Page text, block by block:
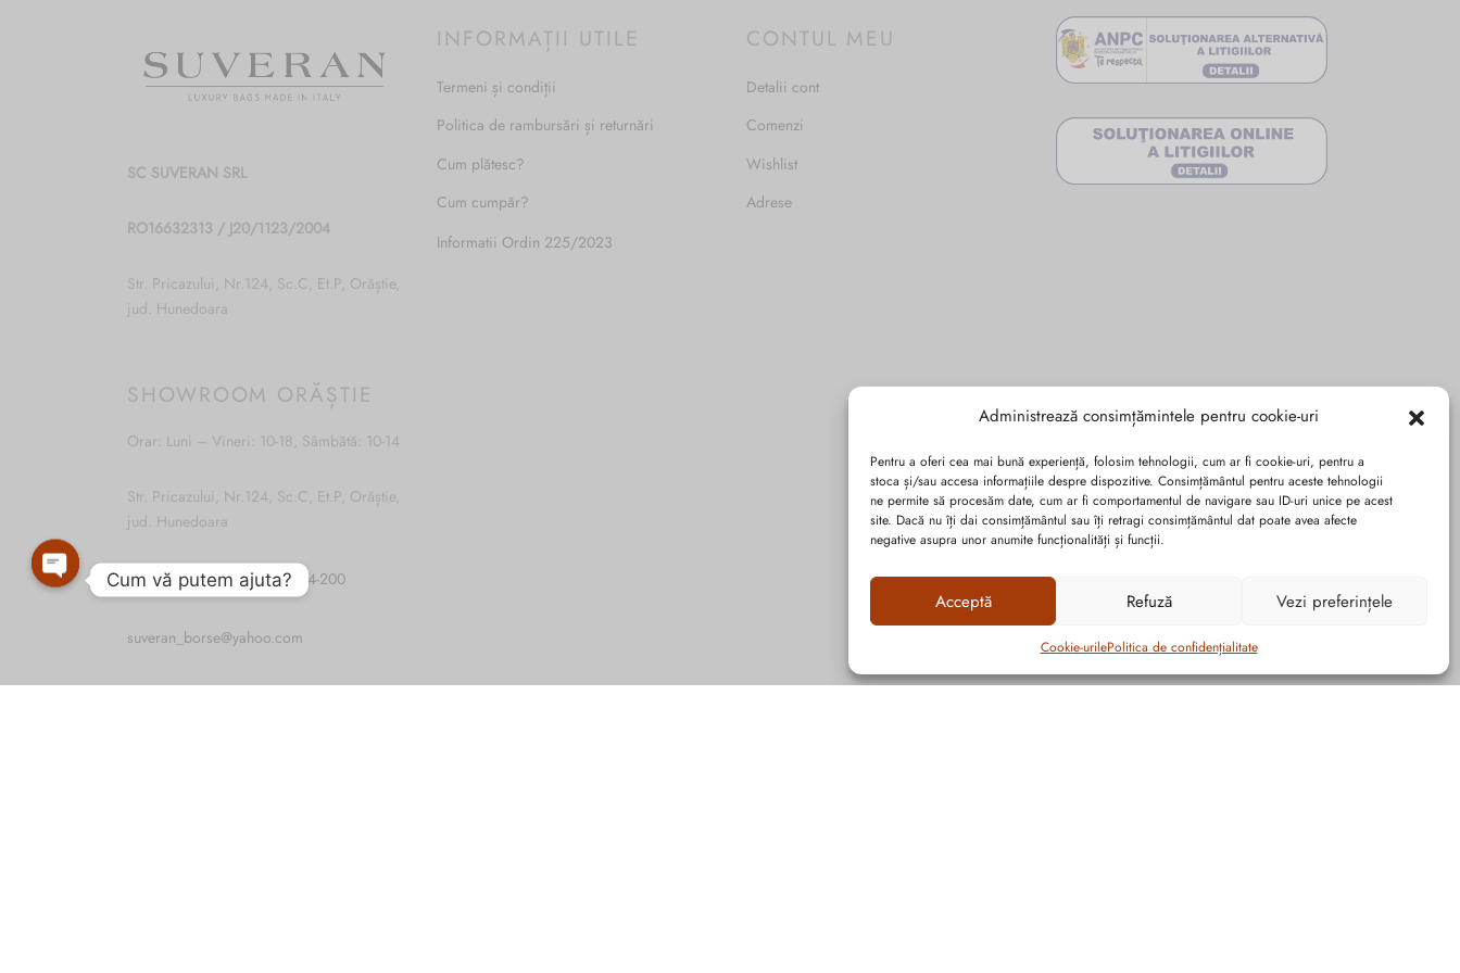
Administrează consimțămintele pentru cookie-uri
Pentru a oferi cea mai bună experiență, folosim tehnologii, cum ar fi cookie-uri, pentru a
stoca și/sau accesa informațiile despre dispozitive. Consimțământul pentru aceste tehnologii
ne permite să procesăm date, cum ar fi comportamentul de navigare sau ID-uri unice pe acest
site. Dacă nu îți dai consimțământul sau îți retragi consimțământul dat poate avea afecte
negative asupra unor anumite funcționalități și funcții.
Acceptă Refuză Vezi preferințele
Cookie-urilePolitica de confidențialitate
în
pagina
SC SUVERAN SRL
RO16632313 / J20/1123/2004
Str. Pricazului, Nr.124, Sc.C, Et.P, Orăștie,
jud. Hunedoara
SHOWROOM ORĂȘTIE
Orar: Luni – Vineri: 10-18, Sâmbătă: 10-14
Str. Pricazului, Nr.124, Sc.C, Et.P, Orăștie,
jud. Hunedoara
Tel:0744-474-045;0744-764-200
suveran_borse@yahoo.com
INFORMAȚII UTILE
Termeni și condiții
Politica de rambursări și returnări
Cum plătesc?
Cum cumpăr?
Informatii Ordin 225/2023
CONTUL MEU
Detalii cont
Comenzi
Wishlist
Adrese
Cum vă putem ajuta?